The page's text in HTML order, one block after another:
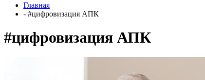
Главная
- #цифровизация АПК
#цифровизация АПК